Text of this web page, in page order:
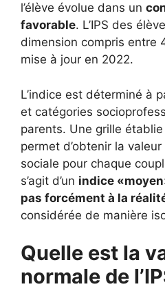
l’élève évolue dans un
favorable. L’IPS des
dimension compris entre
mise à jour en 2022.
L’indice est déterminé à
et catégories
parents. Une grille
permet d’obtenir la
sociale pour chaque
s’agit d’un indice
pas forcément à la
considérée de manière
Quelle est la
normale de